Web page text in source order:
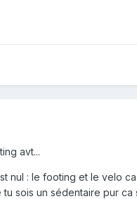
avt...
nul : le footing et le velo
sois un sédentaire pur